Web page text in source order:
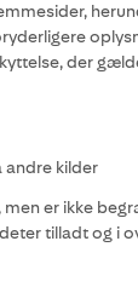
der
andre kilder
er ikke
tilladt og i